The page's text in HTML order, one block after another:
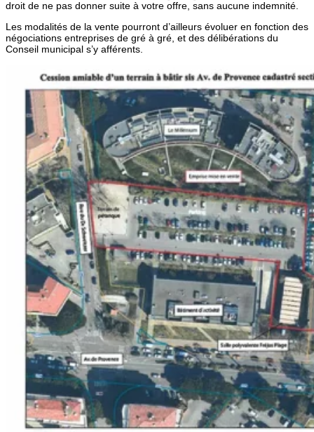
droit de ne pas donner suite à votre offre, sans aucune indemnité.
Les modalités de la vente pourront d’ailleurs évoluer en fonction des
négociations entreprises de gré à gré, et des délibérations du
Conseil municipal s’y afférents.